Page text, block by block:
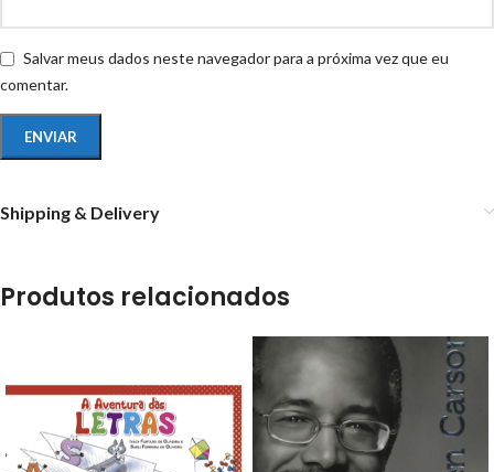
Salvar meus dados neste navegador para a próxima vez que eu
comentar.
Shipping & Delivery
Produtos relacionados